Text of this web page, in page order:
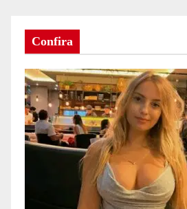
Confira